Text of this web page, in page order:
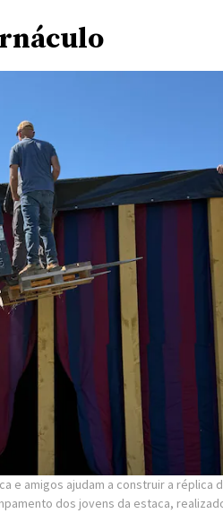
e amigos ajudam a construir a réplica
dos jovens da estaca,